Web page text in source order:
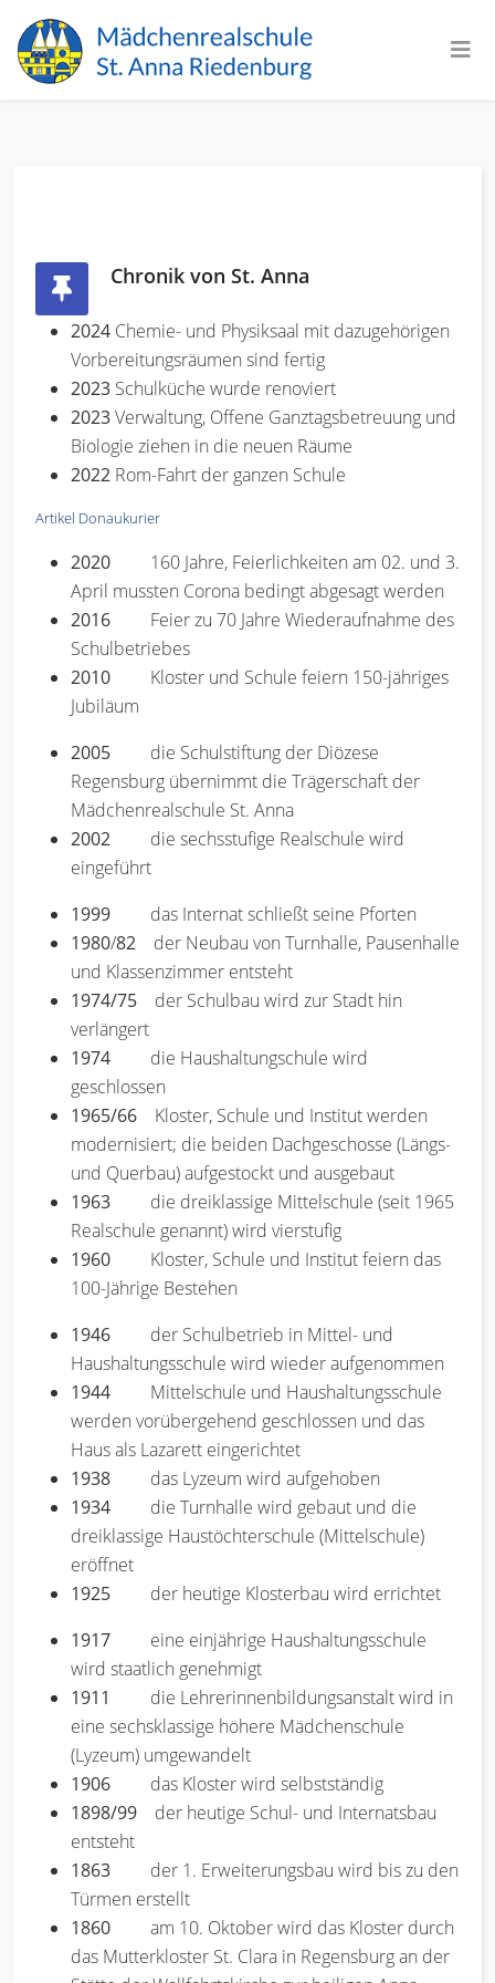
Chronik von St. Anna
2024 Chemie- und Physiksaal mit dazugehörigen
Vorbereitungsräumen sind fertig
2023 Schulküche wurde renoviert
2023Verwaltung, Offene Ganztagsbetreuung und
Biologie ziehen in die neuen Räume
2022 Rom-Fahrt der ganzen Schule
Artikel Donaukurier
2020
160 Jahre, Feierlichkeiten am 02. und 3.
April mussten Corona bedingt abgesagt werden
2016 Feier zu 70 Jahre Wiederaufnahme des
Schulbetriebes
2010 Kloster und Schule feiern 150-jähriges
Jubiläum
2005 die Schulstiftung der Diözese
Regensburg übernimmt die Trägerschaft der
Mädchenrealschule St. Anna
2002 die sechsstufige Realschule wird
eingeführt
1999 das Internat schließt seine Pforten
1980/82 der Neubau von Turnhalle, Pausenhalle
und Klassenzimmer entsteht
1974/75 der Schulbau wird zur Stadt hin
verlängert
1974 die Haushaltungschule wird
geschlossen
1965/66 Kloster, Schule und Institut werden
modernisiert; die beiden Dachgeschosse (Längs-
und Querbau) aufgestockt und ausgebaut
1963 die dreiklassige Mittelschule (seit 1965
Realschule genannt) wird vierstufig
1960 Kloster, Schule und Institut feiern das
100-Jährige Bestehen
1946 der Schulbetrieb in Mittel- und
Haushaltungsschule wird wieder aufgenommen
1944 Mittelschule und Haushaltungsschule
werden vorübergehend geschlossen und das
Haus als Lazarett eingerichtet
1938 das Lyzeum wird aufgehoben
1934 die Turnhalle wird gebaut und die
dreiklassige Haustöchterschule (Mittelschule)
eröffnet
1925 der heutige Klosterbau wird errichtet
1917 eine einjährige Haushaltungsschule
wird staatlich genehmigt
1911 die Lehrerinnenbildungsanstalt wird in
eine sechsklassige höhere Mädchenschule
(Lyzeum) umgewandelt
1906 das Kloster wird selbstständig
1898/99 der heutige Schul- und Internatsbau
entsteht
1863 der 1. Erweiterungsbau wird bis zu den
Türmen erstellt
1860
am 10. Oktober wird das Kloster durch
das Mutterkloster St. Clara in Regensburg an der